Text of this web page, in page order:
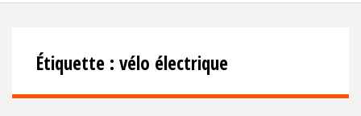
Étiquette : vélo électrique